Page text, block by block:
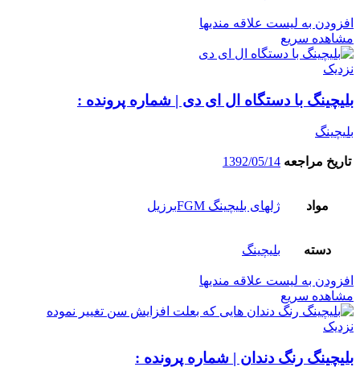
افزودن به لیست علاقه مندیها
مشاهده سریع
نزدیک
بلیچینگ با دستگاه ال ای دی | شماره پرونده :
بلیچینگ
تاریخ مراجعه 1392/05/14
مواد ژلهای بلیچینگ FGMبرزیل
دسته بلیچینگ
افزودن به لیست علاقه مندیها
مشاهده سریع
نزدیک
بلیچینگ رنگ دندان | شماره پرونده :